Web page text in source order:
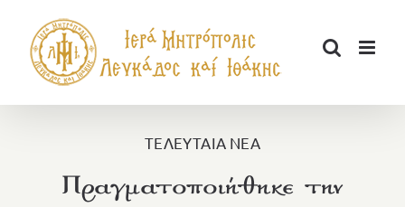
περιεχόμενο
ΤΕΛΕΥΤΑΙΑ ΝΕΑ
Πραγματοποιήθηκε την